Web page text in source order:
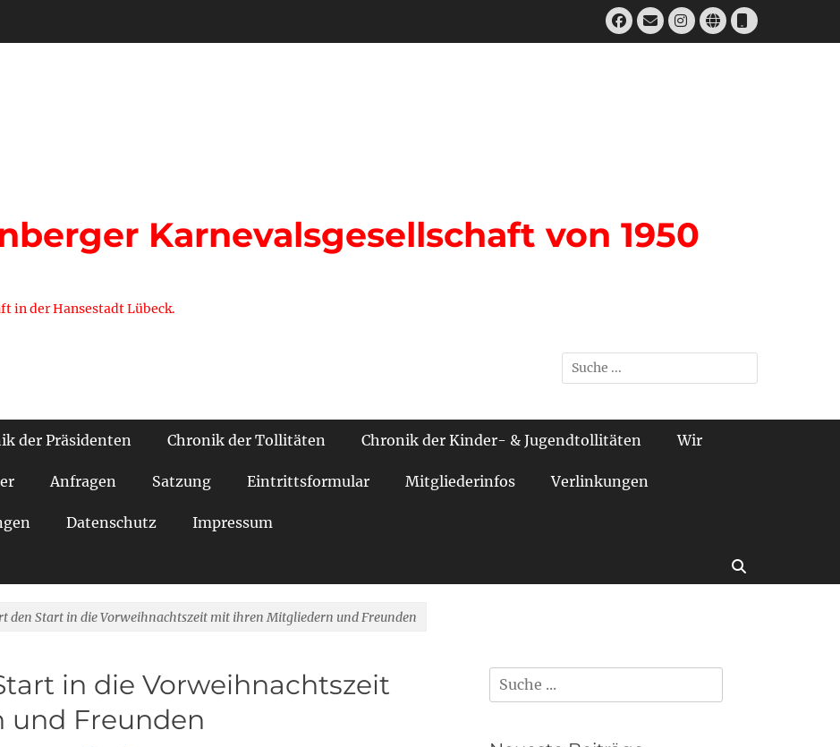
Facebook
E-
Mail
Instagram
WebsiteTelefon
Karnevalsgesellschaft von 1950
in der Hansestadt Lübeck.
Suchen
nach:
der Präsidenten Chronik der Tollitäten Chronik der Kinder- & Jugendtollitäten Wir
Anfragen Satzung Eintrittsformular Mitgliederinfos Verlinkungen
Datenschutz Impressum
den Start in die Vorweihnachtszeit mit ihren Mitgliedern und Freunden
in die Vorweihnachtszeit
Freunden
Suchen
nach: